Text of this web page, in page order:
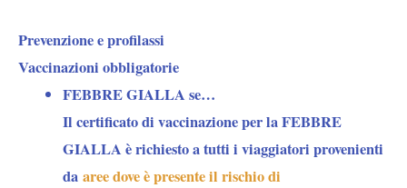
Prevenzione e profilassi
Vaccinazioni obbligatorie
FEBBRE GIALLA se…
Il certificato di vaccinazione per la FEBBRE
GIALLA è richiesto a tutti i viaggiatori provenienti
daaree dove è presente il rischio di